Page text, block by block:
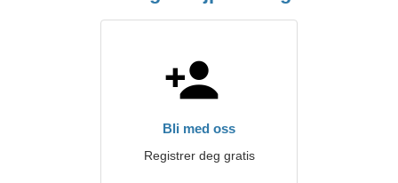
Bli med oss
Registrer deg gratis